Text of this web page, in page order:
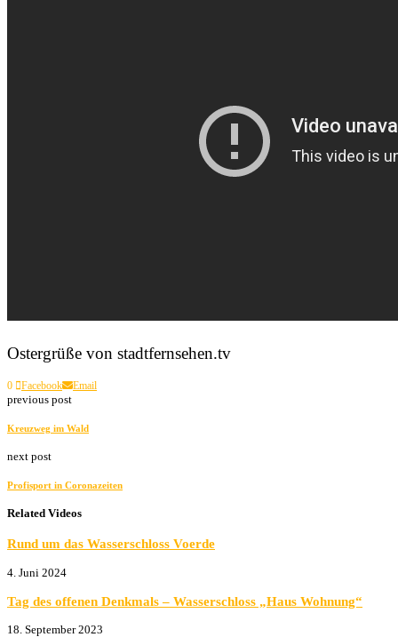
Ostergrüße von stadtfernsehen.tv
0 Facebook Email
previous post
Kreuzweg im Wald
next post
Profisport in Coronazeiten
Related Videos
Rund um das Wasserschloss Voerde
4. Juni 2024
Tag des offenen Denkmals – Wasserschloss „Haus Wohnung“
18. September 2023